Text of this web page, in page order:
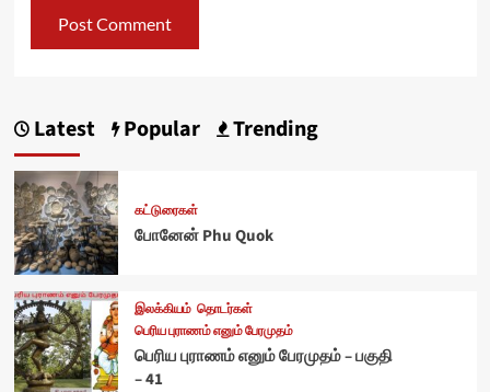
Latest Popular Trending
கட்டுரைகள்
போனேன் Phu Quok
இலக்கியம் தொடர்கள்
பெரிய புராணம் எனும் பேரமுதம்
பெரிய புராணம் எனும் பேரமுதம் – பகுதி
– 41